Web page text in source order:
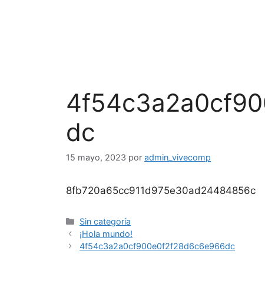
dc
15 mayo, 2023 por admin_vivecomp
8fb720a65cc911d975e30ad24484856c
Sin categoría
¡Hola mundo!
4f54c3a2a0cf900e0f2f28d6c6e966dc